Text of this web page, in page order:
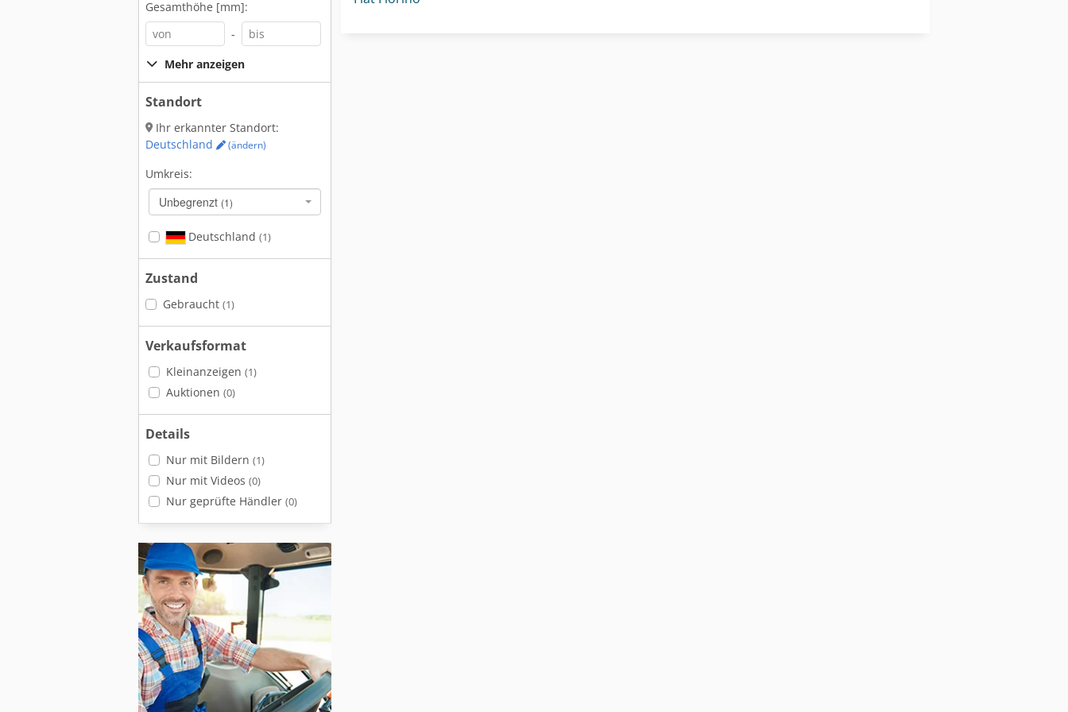
Gesamthöhe [mm]:
-
Mehr anzeigen
Standort
Ihr erkannter Standort:
Deutschland
(ändern)
Umkreis:
Unbegrenzt (1)
Deutschland (1)
Zustand
Gebraucht (1)
Verkaufsformat
Kleinanzeigen (1)
Auktionen (0)
Details
Nur mit Bildern (1)
Nur mit Videos (0)
Nur geprüfte Händler (0)